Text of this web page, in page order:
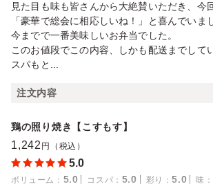
見た目も味も皆さんから大絶賛いただき、今
「豪華で総会に相応しいね！」と喜んでいま
今までで一番美味しいお弁当でした。
このお値段でこの内容、しかも配送までして
スパもと...
注文内容
鶏の照り焼き【こすもす】
1,242 円（税込）
5.0
ボリューム ： 5.0 コスパ ： 5.0 彩り ：5.0 味 ：